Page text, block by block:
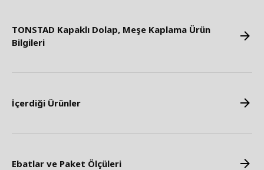
TONSTAD Kapaklı Dolap, Meşe Kaplama Ürün
Bilgileri
İçerdiği Ürünler
Ebatlar ve Paket Ölçüleri